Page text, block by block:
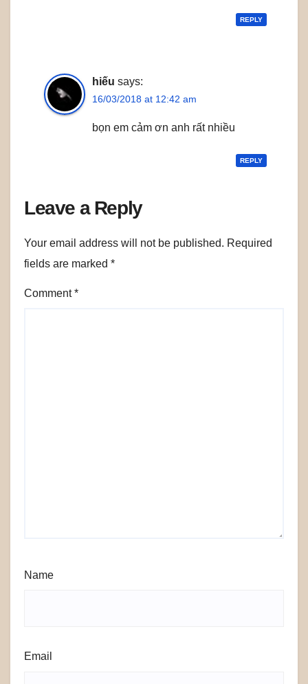
REPLY
hiếu says:
16/03/2018 at 12:42 am
bọn em cảm ơn anh rất nhiều
REPLY
Leave a Reply
Your email address will not be published. Required
fields are marked *
Comment*
Name
Email